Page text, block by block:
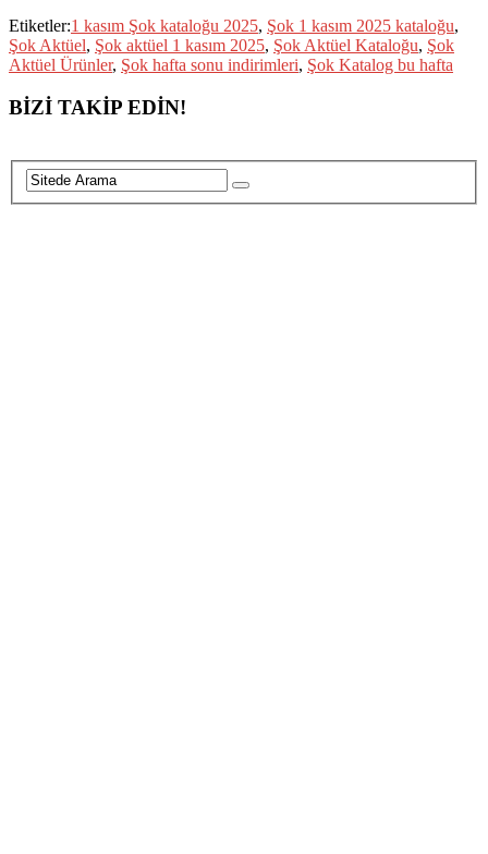
Etiketler:1 kasım Şok kataloğu 2025, Şok 1 kasım 2025 kataloğu,
Şok Aktüel, Şok aktüel 1 kasım 2025, Şok Aktüel Kataloğu, Şok
Aktüel Ürünler, Şok hafta sonu indirimleri, Şok Katalog bu hafta
BİZİ TAKİP EDİN!